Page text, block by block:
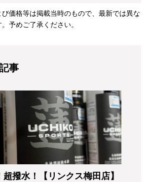
価格等は掲載当時のもので、最新では異な
予めご了承ください。
事
撥水！【リンクス梅田店】